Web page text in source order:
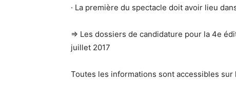
· La première du spectacle doit avoir lieu
=> Les dossiers de candidature pour la 4e
juillet 2017
Toutes les informations sont accessibles sur